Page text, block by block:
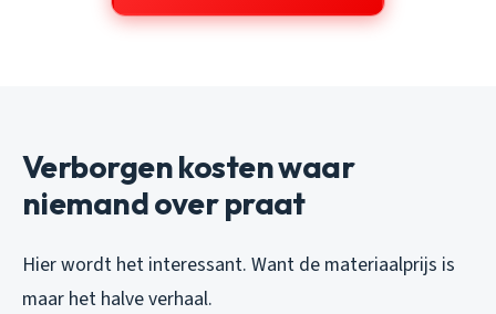
Verborgen kosten waar
niemand over praat
Hier wordt het interessant. Want de materiaalprijs is
maar het halve verhaal.